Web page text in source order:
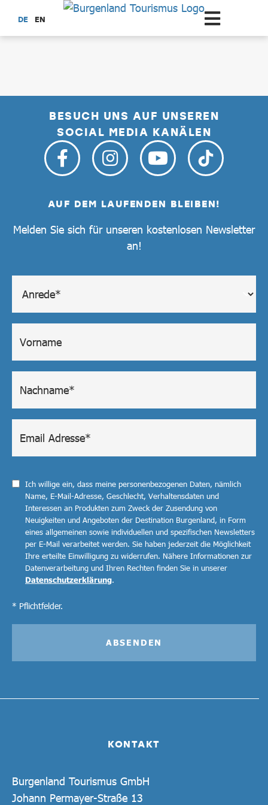
Zum Hauptinhalt springen
DE EN
BESUCH UNS AUF UNSEREN
SOCIAL MEDIA KANÄLEN
KONTAKT
Burgenland Tourismus GmbH
Johann Permayer-Straße 13
AUF DEM LAUFENDEN BLEIBEN!
Melden Sie sich für unseren kostenlosen Newsletter
an!
Ich willige ein, dass meine personenbezogenen Daten, nämlich
Name, E-Mail-Adresse, Geschlecht, Verhaltensdaten und
Interessen an Produkten zum Zweck der Zusendung von
Neuigkeiten und Angeboten der Destination Burgenland, in Form
eines allgemeinen sowie individuellen und spezifischen Newsletters
per E-Mail verarbeitet werden. Sie haben jederzeit die Möglichkeit
Ihre erteilte Einwilligung zu widerrufen. Nähere Informationen zur
Datenverarbeitung und Ihren Rechten finden Sie in unserer
Datenschutzerklärung.
* Pflichtfelder.
ABSENDEN